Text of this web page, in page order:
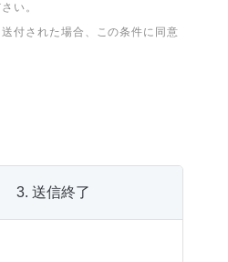
い。
付された場合、この条件に同意
3. 送信終了